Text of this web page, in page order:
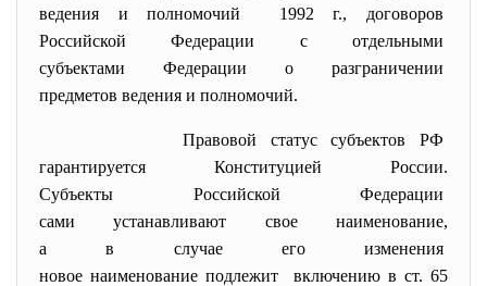
ведения и полномочий 1992 г., договоров
Российской Федерации с отдельными
субъектами Федерации о разграничении
предметов ведения и полномочий.
Правовой статус субъектов РФ
гарантируется Конституцией России.
Субъекты Российской Федерации
сами устанавливают свое наименование,
а в случае его изменения
новое наименование подлежит включению в ст. 65